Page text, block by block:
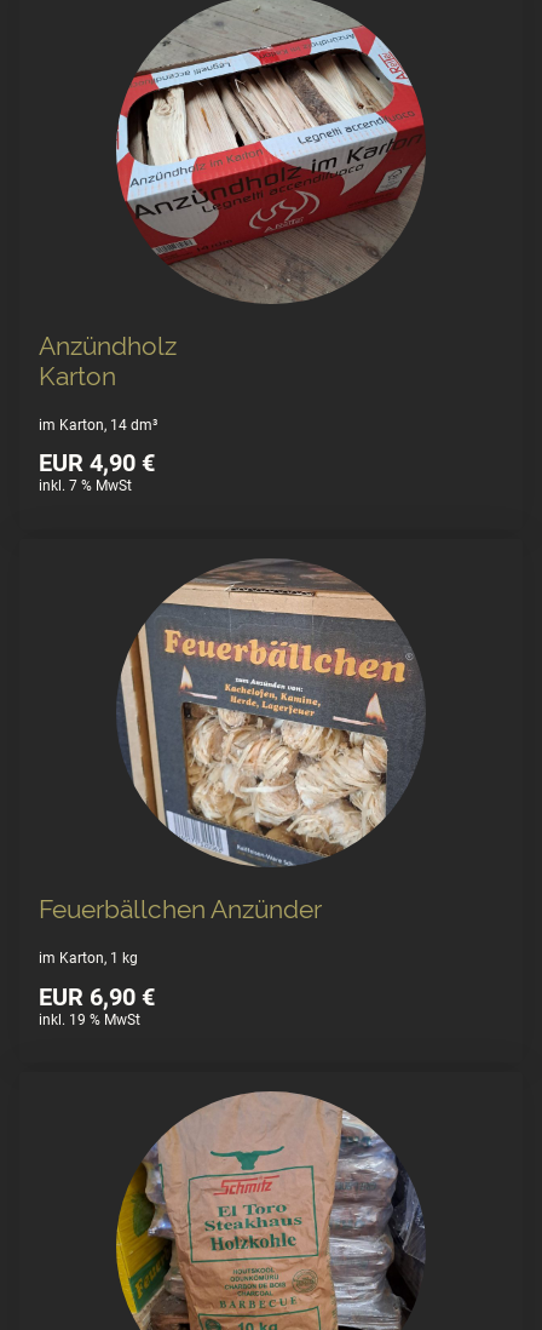
Anzündholz
Karton
im Karton, 14 dm³
EUR 4,90 €
inkl. 7 % MwSt
Feuerbällchen Anzünder
im Karton, 1 kg
EUR 6,90 €
inkl. 19 % MwSt